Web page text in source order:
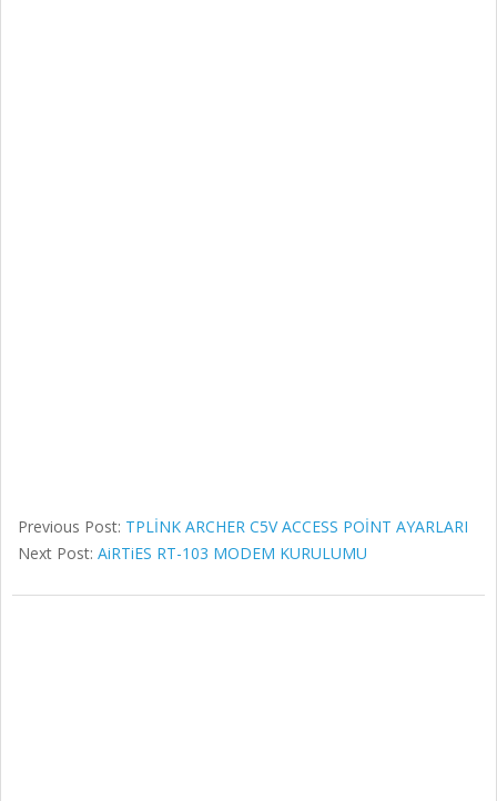
Previous Post: TPLİNK ARCHER C5V ACCESS POİNT AYARLARI
Next Post: AiRTiES RT-103 MODEM KURULUMU